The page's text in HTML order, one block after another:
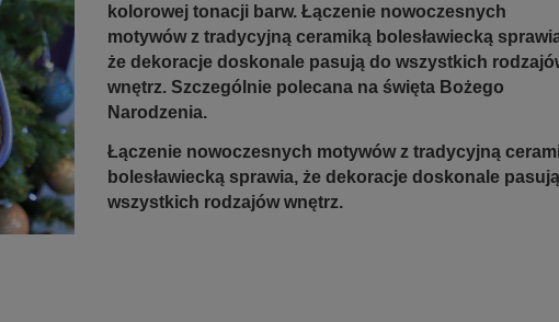
kolorowej tonacji barw. Łączenie nowoczesnych
motywów z tradycyjną ceramiką bolesławiecką
że dekoracje doskonale pasują do wszystkich
wnętrz. Szczególnie polecana na święta Bożego
Narodzenia.
Łączenie nowoczesnych motywów z tradycyjną
bolesławiecką sprawia, że dekoracje doskonale
wszystkich rodzajów wnętrz.